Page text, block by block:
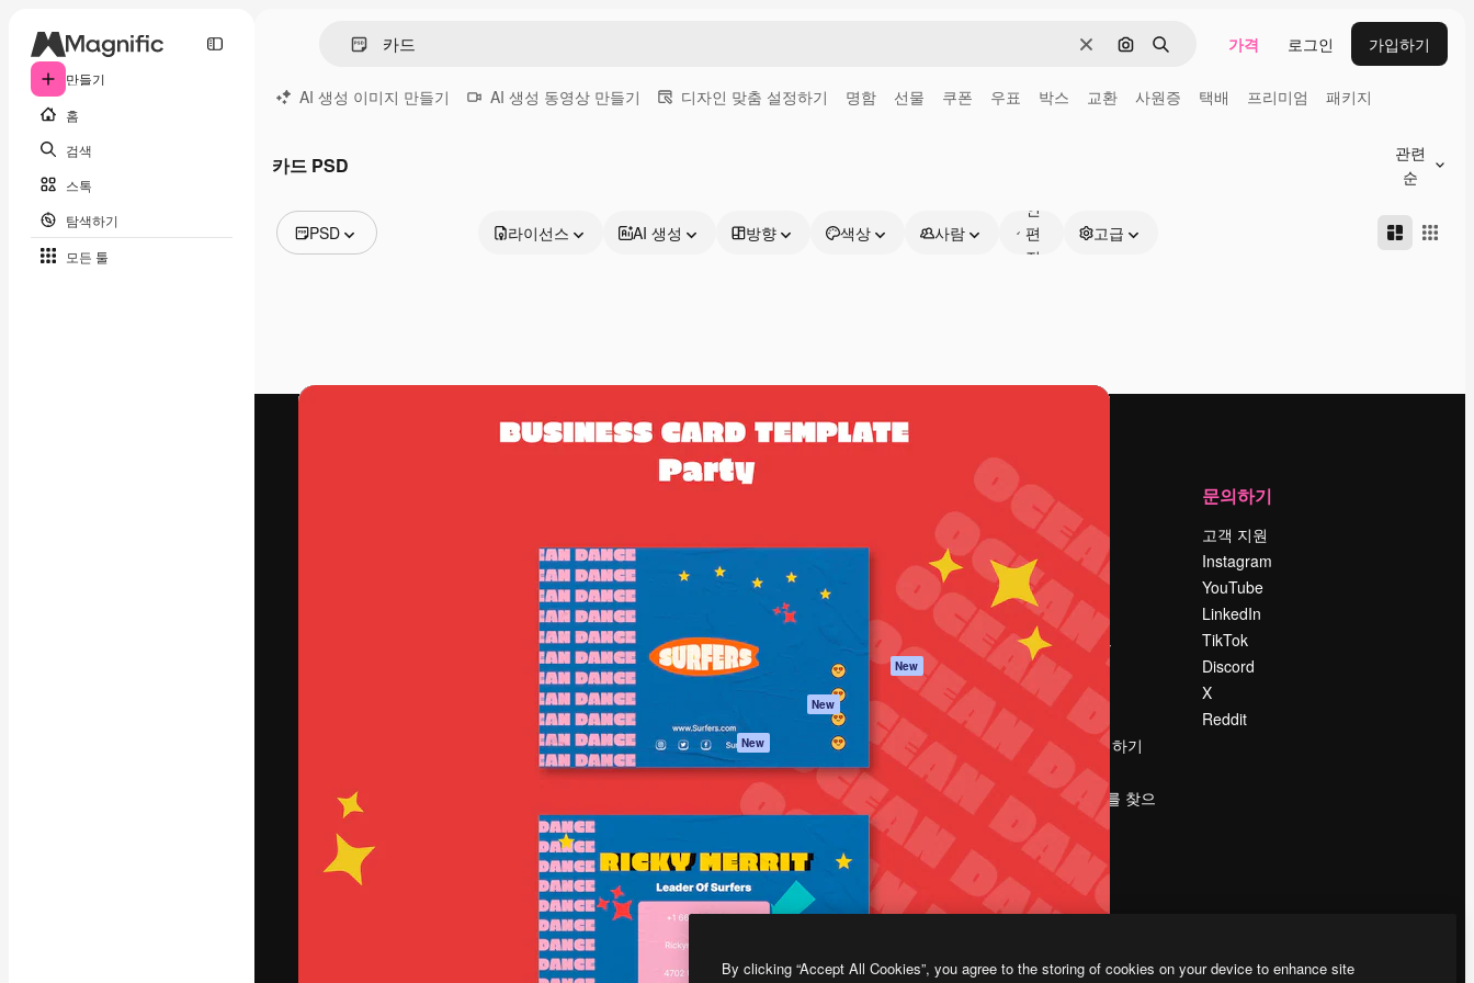
만들기
홈
검색
스톡
탐색하기
모든 툴
지우기이미지로 검색
검색 가격 로그인 가입하기
AI 생성 이미지 만들기 AI 생성 동영상 만들기 디자인 맞춤 설정하기 명함 선물 쿠폰 우표 박스 교환 사원증 택배 프리미엄 패키지
카드 PSD
관련
순
PSD
동영상
라이선스 AI 생성 방향 색상 사람
인
편
집
고급
플랫폼. 크리에이터, 엔터프라이즈, 에이전시,
스튜디오를 아우르는 100만 명 이상의 구독
AI 어시스턴트
AI 이미지 생성기
AI 동영상 생성기
AI 텍스트 음성 변환
스톡 콘텐츠
New
Agents New
API
모바일 앱
모든 Magnific 툴
문서
이용 약관
개인정보 보호 정책
원본 New
쿠키 정책
Trust Center
제휴 파트너
비지니스
회사
가격
회사 소개
Reviews
채용 정보
검색 트렌드
블로그
이벤트
Slidesgo
콘텐츠 판매하기
프레스룸
magnific.ai를 찾으
시나요?
문의하기
고객 지원
Instagram
YouTube
LinkedIn
TikTok
Discord
X
Reddit
Freepik Company S.L.U.모든 권리는 보호 받습니다
By clicking “Accept All Cookies”, you agree to the storing of cookies on your device to enhance site